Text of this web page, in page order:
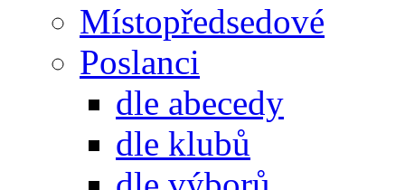
Místopředsedové
Poslanci
dle abecedy
dle klubů